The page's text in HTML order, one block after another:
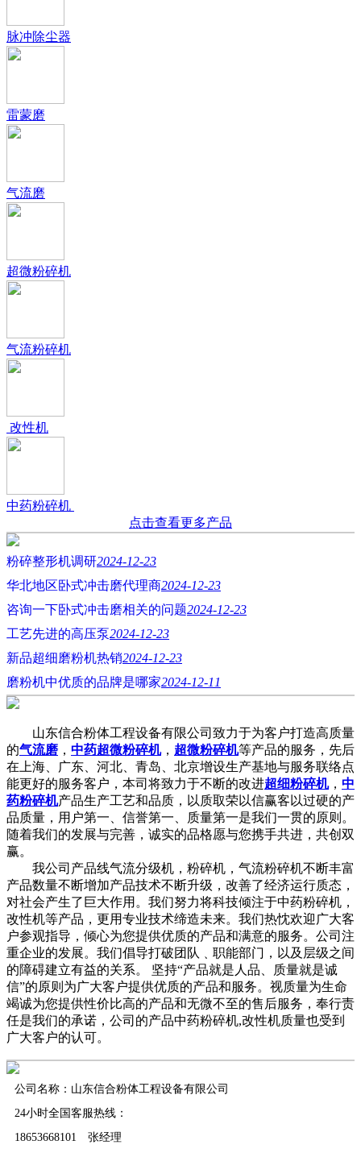
脉冲除尘器
雷蒙磨
气流磨
超微粉碎机
气流粉碎机
改性机
中药粉碎机
点击查看更多产品
粉碎整形机调研2024-12-23
华北地区卧式冲击磨代理商2024-12-23
咨询一下卧式冲击磨相关的问题2024-12-23
工艺先进的高压泵2024-12-23
新品超细磨粉机热销2024-12-23
磨粉机中优质的品牌是哪家2024-12-11
山东信合粉体工程设备有限公司致力于为客户打造高质量
的气流磨 ， 中药超微粉碎机， 超微粉碎机等产品的服务，先后
在上海、广东、河北、青岛、北京增设生产基地与服务联络点
能更好的服务客户，本司将致力于不断的改进超细粉碎机， 中
药粉碎机产品生产工艺和品质，以质取荣以信赢客以过硬的产
品质量，用户第一、信誉第一、质量第一是我们一贯的原则。
随着我们的发展与完善，诚实的品格愿与您携手共进，共创双
赢。
我公司产品线气流分级机，粉碎机，气流粉碎机不断丰富
产品数量不断增加产品技术不断升级，改善了经济运行质态，
对社会产生了巨大作用。我们努力将科技倾注于中药粉碎机，
改性机等产品，更用专业技术缔造未来。我们热忱欢迎广大客
户参观指导，倾心为您提供优质的产品和满意的服务。公司注
重企业的发展。我们倡导打破团队﹑职能部门，以及层级之间
的障碍建立有益的关系。 坚持“产品就是人品、质量就是诚
信”的原则为广大客户提供优质的产品和服务。视质量为生命
竭诚为您提供性价比高的产品和无微不至的售后服务，奉行责
任是我们的承诺，公司的产品中药粉碎机,改性机质量也受到
广大客户的认可。
公司名称：山东信合粉体工程设备有限公司
24小时全国客服热线：
18653668101 张经理